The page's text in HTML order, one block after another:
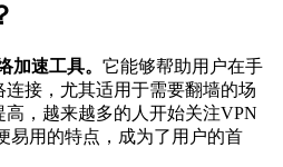
加速工具。 它能够帮助用户在手
接，尤其适用于需要翻墙的场
，越来越多的人开始关注VPN
易用的特点，成为了用户的首